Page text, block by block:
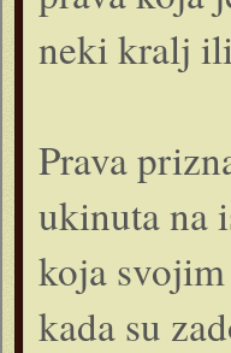
neki kralj
Prava
ukinuta na
koja
kada su